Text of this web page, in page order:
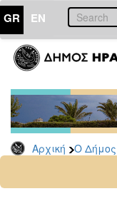
GR EN
Αρχική Ο Δήμος
ΔΗΜΟΣ
Υπηρεσίες
Φορείς
Δημοτικές
Υπηρεσίες